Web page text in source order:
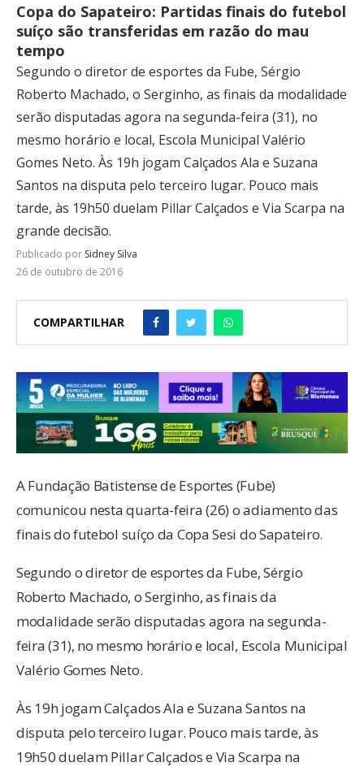
Copa do Sapateiro: Partidas finais do futebol
suíço são transferidas em razão do mau
tempo
Segundo o diretor de esportes da Fube, Sérgio
Roberto Machado, o Serginho, as finais da modalidade
serão disputadas agora na segunda-feira (31), no
mesmo horário e local, Escola Municipal Valério
Gomes Neto. Às 19h jogam Calçados Ala e Suzana
Santos na disputa pelo terceiro lugar. Pouco mais
tarde, às 19h50 duelam Pillar Calçados e Via Scarpa na
grande decisão.
Publicado por Sidney Silva
26 de outubro de 2016
COMPARTILHAR
A Fundação Batistense de Esportes (Fube)
comunicou nesta quarta-feira (26) o adiamento das
finais do futebol suíço da Copa Sesi do Sapateiro.
Segundo o diretor de esportes da Fube, Sérgio
Roberto Machado, o Serginho, as finais da
modalidade serão disputadas agora na segunda-
feira (31), no mesmo horário e local, Escola Municipal
Valério Gomes Neto.
Às 19h jogam Calçados Ala e Suzana Santos na
disputa pelo terceiro lugar. Pouco mais tarde, às
19h50 duelam Pillar Calçados e Via Scarpa na